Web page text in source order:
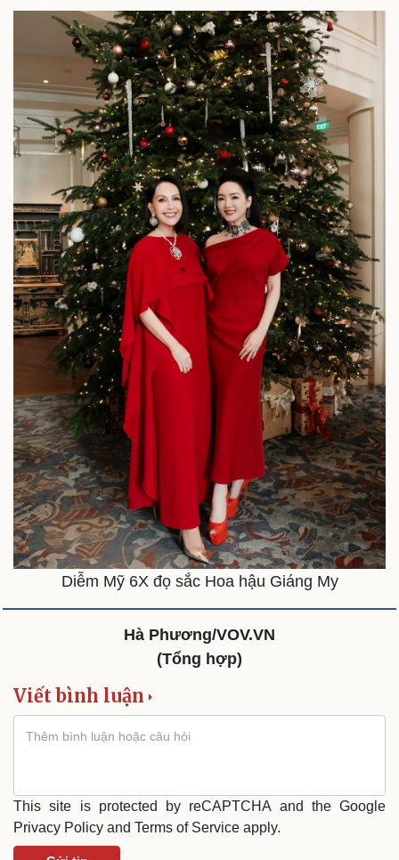
Sức khỏe
Dinh dưỡng - món ngon
Cây thuốc
Sản phụ khoa
Nhi khoa
Nam khoa
Làm đẹp - giảm cân
Phòng mạch online
Ăn sạch sống khỏe
Đời sống
Nhà đẹp
Tình yêu - Gia đình
Diễm Mỹ 6X đọ sắc Hoa hậu Giáng My
Hà Phương/VOV.VN
(Tổng hợp)
Viết bình luận
This site is protected by reCAPTCHA and the Google
Privacy Policy and Terms of Service apply.